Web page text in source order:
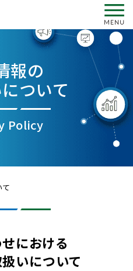
報の
ついて
Policy
における
いについて